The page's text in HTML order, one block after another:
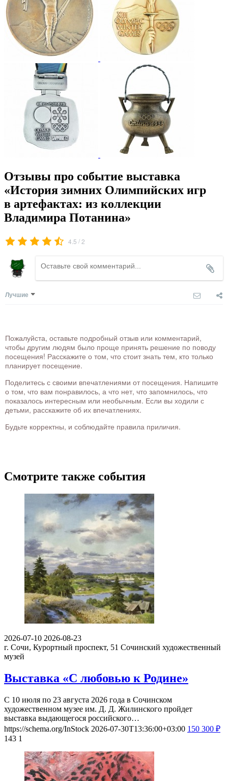
Отзывы про событие выставка
«История зимних Олимпийских игр
в артефактах: из коллекции
Владимира Потанина»
4.5 /2
Лучшие
Пожалуйста, оставьте подробный отзыв или комментарий,
чтобы другим людям было проще принять решение по поводу
посещения! Расскажите о том, что стоит знать тем, кто только
планирует посещение.
Поделитесь с своими впечатлениями от посещения. Напишите
о том, что вам понравилось, а что нет, что запомнилось, что
показалось интересным или необычным. Если вы ходили с
детьми, расскажите об их впечатлениях.
Будьте корректны, и соблюдайте правила приличия.
Смотрите также события
2026-07-10 2026-08-23
г. Сочи, Курортный проспект, 51 Сочинский художественный
музей
Выставка «С любовью к Родине»
С 10 июля по 23 августа 2026 года в Сочинском
художественном музее им. Д. Д. Жилинского пройдет
выставка выдающегося российского…
https://schema.org/InStock 2026-07-30T13:36:00+03:00 150 300 ₽
143 1